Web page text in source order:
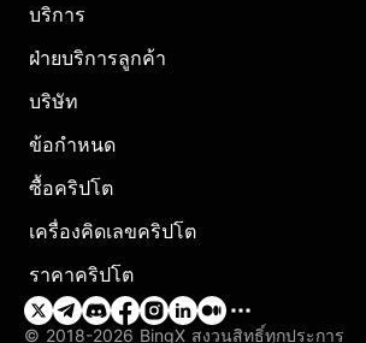
บริการ
ฝ่ายบริการลูกค้า
บริษัท
ข้อกำหนด
ซื้อคริปโต
เครื่องคิดเลขคริปโต
ราคาคริปโต
© 2018-2026 BingX สงวนสิทธิ์ทุกประการ